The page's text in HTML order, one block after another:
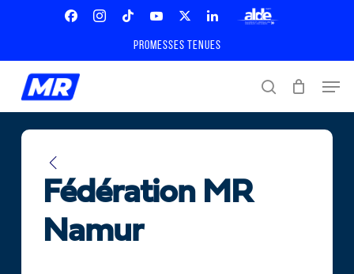
content
Twitter
Linkedin ALDE
Promesses tenues
search
Fédération MR
Namur